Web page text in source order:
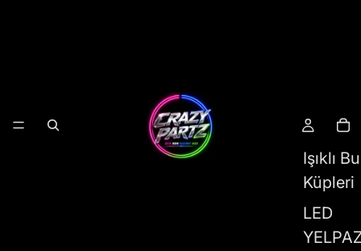
Işıklı
Küpleri
LED